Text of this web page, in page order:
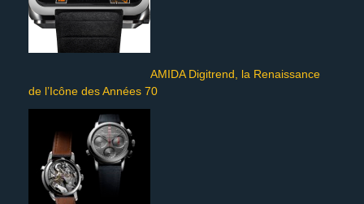
AMIDA Digitrend, la Renaissance
de l’Icône des Années 70